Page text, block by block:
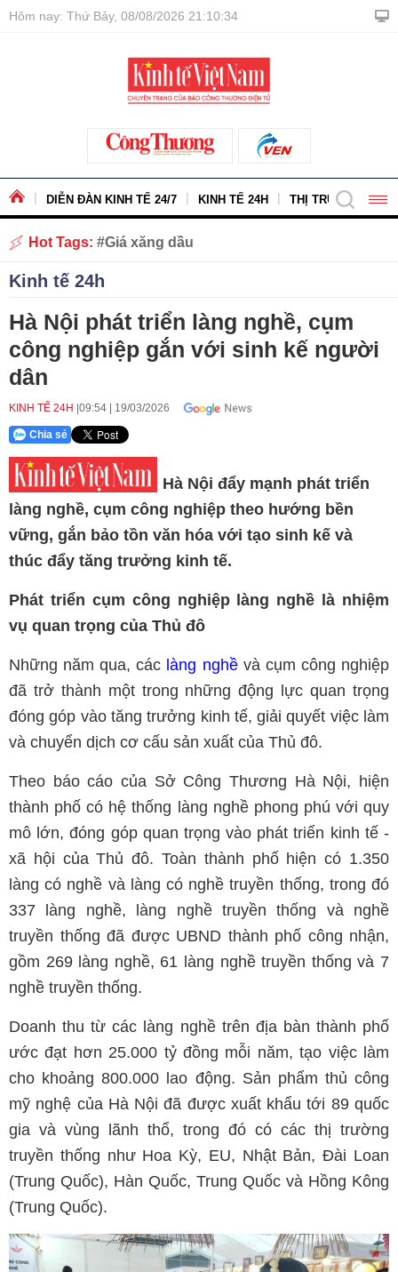
Hôm nay: Thứ Bảy, 08/08/2026 21:10:35
DIỄN ĐÀN KINH TẾ 24/7 KINH TẾ 24H THỊ TRƯỜNG -
Hot Tags: Giá xăng dầu
Kinh tế 24h
Hà Nội phát triển làng nghề, cụm
công nghiệp gắn với sinh kế người
dân
KINH TẾ 24H 09:54 19/03/2026
Chia sẻ
Hà Nội đẩy mạnh phát triển
làng nghề, cụm công nghiệp theo hướng bền
vững, gắn bảo tồn văn hóa với tạo sinh kế và
thúc đẩy tăng trưởng kinh tế.
Phát triển cụm công nghiệp làng nghề là nhiệm
vụ quan trọng của Thủ đô
Những năm qua, các làng nghềvà cụm công nghiệp
đã trở thành một trong những động lực quan trọng
đóng góp vào tăng trưởng kinh tế, giải quyết việc làm
và chuyển dịch cơ cấu sản xuất của Thủ đô.
Theo báo cáo của Sở Công Thương Hà Nội, hiện
thành phố có hệ thống làng nghề phong phú với quy
mô lớn, đóng góp quan trọng vào phát triển kinh tế -
xã hội của Thủ đô. Toàn thành phố hiện có 1.350
làng có nghề và làng có nghề truyền thống, trong đó
337 làng nghề, làng nghề truyền thống và nghề
truyền thống đã được UBND thành phố công nhận,
gồm 269 làng nghề, 61 làng nghề truyền thống và 7
nghề truyền thống.
Doanh thu từ các làng nghề trên địa bàn thành phố
ước đạt hơn 25.000 tỷ đồng mỗi năm, tạo việc làm
cho khoảng 800.000 lao động. Sản phẩm thủ công
mỹ nghệ của Hà Nội đã được xuất khẩu tới 89 quốc
gia và vùng lãnh thổ, trong đó có các thị trường
truyền thống như Hoa Kỳ, EU, Nhật Bản, Đài Loan
(Trung Quốc), Hàn Quốc, Trung Quốc và Hồng Kông
(Trung Quốc).